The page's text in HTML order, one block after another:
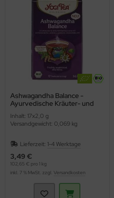
Ashwagandha Balance -
Ayurvedische Kräuter- und
TEA)
Inhalt: 17x2,0 g
Versandgewicht: 0,069 kg
Lieferzeit: 1-4 Werktage
3,49 €
102,65 € pro 1 kg
inkl. 7 % MwSt. zzgl. Versandkosten
& Butterfett
& Lippenpflege
& Kajalstifte
up & Rouge
und Pflegemittel
/ Brotdosen
Tücher, Pads